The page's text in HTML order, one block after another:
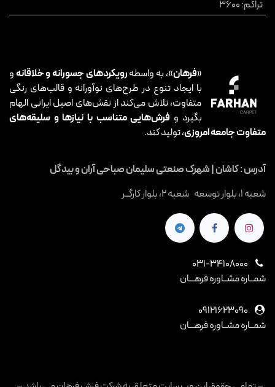
تراکم:
3600
«فرهان»، به واسطهرویکردهای جسورانه و خلاقانهو
با ایجاد تنوع در طرح‌های نوآورانه و قالب‌های رنگی
متفاوت، تلاش می‌کند از نقش‌های اصیل ایرانی الهام
بگیرد و فرش‌هایی متناسب با نیازها و سلیقه‌های
متفاوت جامعه امروزی، تولید کند.
آدرس : کاشان | شهرک صنعتی سلیمان صباحی آران و بیدگل
شعبه 1، بلوار توسعه شعبه 2، بلوار کارگــر
031-34108000
شمــاره مشــاوره فرهـــان
09121623090
شمــاره مشــاوره فرهـــان